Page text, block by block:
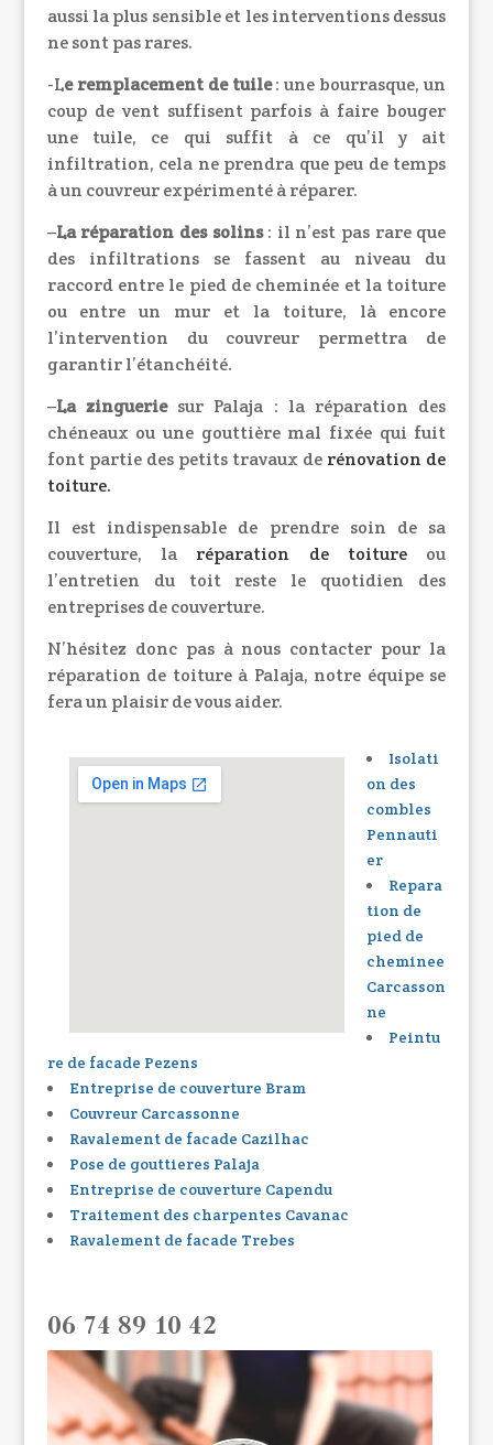
aussi la plus sensible et les interventions dessus
ne sont pas rares.
-Le remplacement de tuile: une bourrasque, un
coup de vent suffisent parfois à faire bouger
une tuile, ce qui suffit à ce qu’il y ait
infiltration, cela ne prendra que peu de temps
à un couvreur expérimenté à réparer.
–La réparation des solins: il n’est pas rare que
des infiltrations se fassent au niveau du
raccord entre le pied de cheminée et la toiture
ou entre un mur et la toiture, là encore
l’intervention du couvreur permettra de
garantir l’étanchéité.
–La zingueriesur Palaja : la réparation des
chéneaux ou une gouttière mal fixée qui fuit
font partie des petits travaux de rénovation de
toiture.
Il est indispensable de prendre soin de sa
couverture, la
réparation de toiture ou
l’entretien du toit reste le quotidien des
entreprises de couverture.
N’hésitez donc pas à nous contacter pour la
réparation de toiture à Palaja, notre équipe se
fera un plaisir de vous aider.
Isolati
on des
combles
Pennauti
er
Repara
tion de
pied de
cheminee
Carcasson
ne
Peintu
re de facade Pezens
Entreprise de couverture Bram
Couvreur Carcassonne
Ravalement de facade Cazilhac
Pose de gouttieres Palaja
Entreprise de couverture Capendu
Traitement des charpentes Cavanac
Ravalement de facade Trebes
06 74 89 10 42